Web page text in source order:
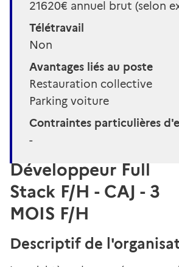
21620€ annuel brut (selon
Télétravail
Non
Avantages liés au poste
Restauration collective
Parking voiture
Contraintes particulières
-
Développeur Full
Stack F/H - CAJ - 3
MOIS F/H
Descriptif de